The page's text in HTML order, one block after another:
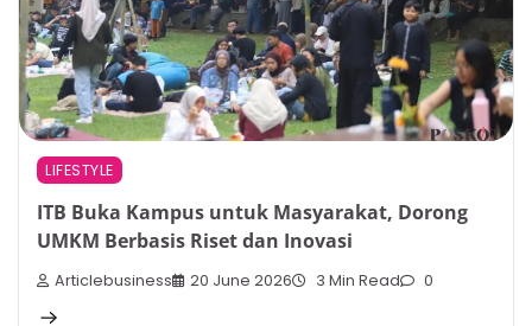
LIFESTYLE
ITB Buka Kampus untuk Masyarakat, Dorong
UMKM Berbasis Riset dan Inovasi
Articlebusiness 20 June 2026 3 Min Read 0